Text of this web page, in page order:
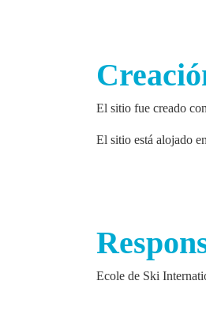
El sitio fue creado con
El sitio está alojado en
Ecole de Ski